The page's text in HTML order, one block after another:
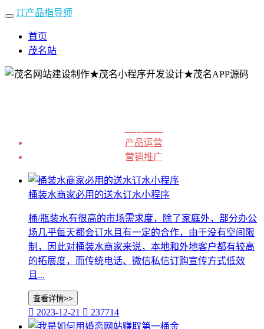
IT产品指导师
首页
茂名站
产品运营
营销推广
桶装水商家必用的送水订水小程序
桶/瓶装水有很高的市场需求度，除了家庭外，部分办公
场几乎每天都会订水且有一定的合作，由于没有空间限
制，因此对桶装水商家来说，本地和外地客户都有较高
的拓展度，而传统电话、微信私信订购宣传方式低效
且...
查看详情>>
 2023-12-21  237714